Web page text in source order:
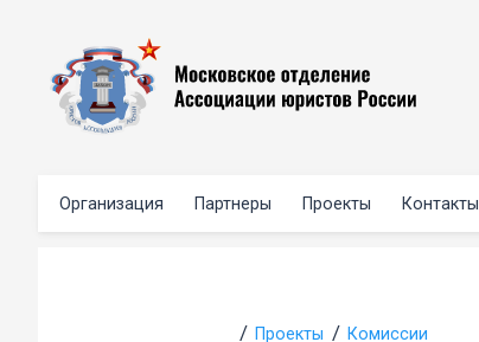
Организация Партнеры Проекты Контакты
Проекты
Комиссии